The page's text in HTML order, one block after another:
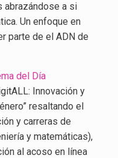
abrazándose a si
Un enfoque en
parte de el ADN de
del Día
Innovación y
resaltando el
y carreras de
y matemáticas),
al acoso en línea